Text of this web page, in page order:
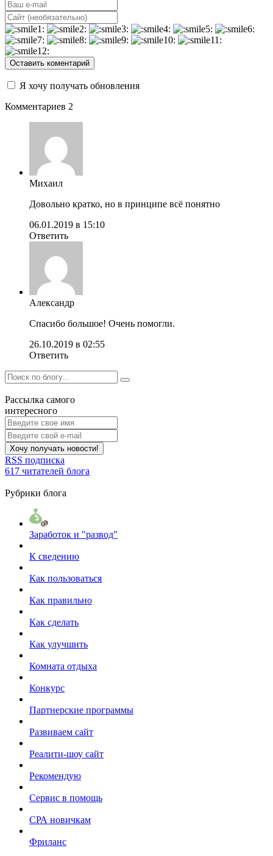
Оставить коментарий
Я хочу получать обновления
Комментариев 2
Михаил
Довольно кратко, но в принципе всё понятно
06.01.2019 в 15:10
Ответить
Александр
Спасибо большое! Очень помогли.
26.10.2019 в 02:55
Ответить
Рассылка самого
интересного
Хочу получать новости!
RSS подписка
617 читателей блога
Рубрики блога
Заработок и "развод"
К сведению
Как пользоваться
Как правильно
Как сделать
Как улучшить
Комната отдыха
Конкурс
Партнерские программы
Развиваем сайт
Реалити-шоу сайт
Рекомендую
Сервис в помощь
СРА новичкам
Фриланс